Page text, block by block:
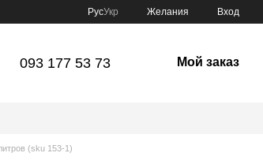
РусУкр Желания Вход
093 177 53 73 Мой заказ
(sku 153-1)